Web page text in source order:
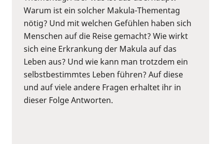
Warum ist ein solcher Makula-Thementag
nötig? Und mit welchen Gefühlen haben sich
Menschen auf die Reise gemacht? Wie wirkt
sich eine Erkrankung der Makula auf das
Leben aus? Und wie kann man trotzdem ein
selbstbestimmtes Leben führen? Auf diese
und auf viele andere Fragen erhaltet ihr in
dieser Folge Antworten.